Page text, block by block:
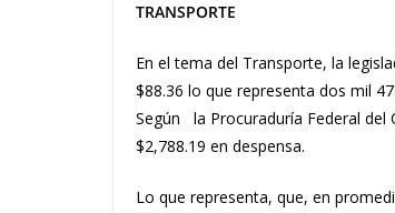
TRANSPORTE
En el tema del Transporte, la
$88.36 lo que representa dos
Según la Procuraduría Federal del
$2,788.19 en despensa.
Lo que representa, que, en